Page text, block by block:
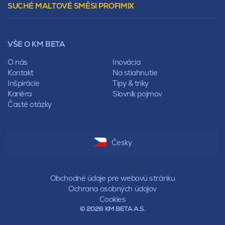
Mansardová
Pultová
Sedlová
Polovalbová
Stanová
Mansardová
Pultová
Hodonka
Preklady
Lícové murivo
Pálené zdivo Profiblok
Nosné murivo
Priečky
Vencovky
Preklady
SUCHÉ MALTOVÉ SMĚSI PROFIMIX
VŠE O KM BETA
O nás
Inovácia
Kontakt
Na stiahnutie
Inšpirácie
Tipy & triky
Kariéra
Slovník pojmov
Časté otázky
Česky
© 2026 KM BETA A.S.
Obchodné údaje pre webovú stránku
Ochrana osobných údajov
Cookies